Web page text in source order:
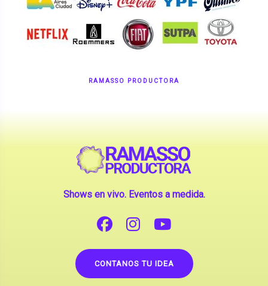
RAMASSO PRODUCTORA
Shows en vivo. Eventos a medida.
CONTANOS TU IDEA